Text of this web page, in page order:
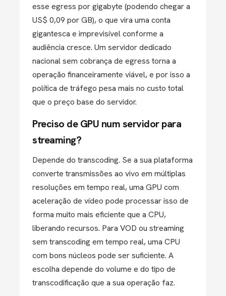
esse egress por gigabyte (podendo chegar a
US$ 0,09 por GB), o que vira uma conta
gigantesca e imprevisível conforme a
audiência cresce. Um servidor dedicado
nacional sem cobrança de egress torna a
operação financeiramente viável, e por isso a
política de tráfego pesa mais no custo total
que o preço base do servidor.
Preciso de GPU num servidor para
streaming?
Depende do transcoding. Se a sua plataforma
converte transmissões ao vivo em múltiplas
resoluções em tempo real, uma GPU com
aceleração de vídeo pode processar isso de
forma muito mais eficiente que a CPU,
liberando recursos. Para VOD ou streaming
sem transcoding em tempo real, uma CPU
com bons núcleos pode ser suficiente. A
escolha depende do volume e do tipo de
transcodificação que a sua operação faz.